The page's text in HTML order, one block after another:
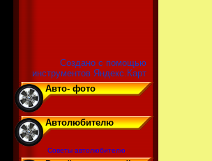
Создано с помощью
инструментов Яндекс.Карт
Авто- фото
Автолюбителю
Советы автолюбителю